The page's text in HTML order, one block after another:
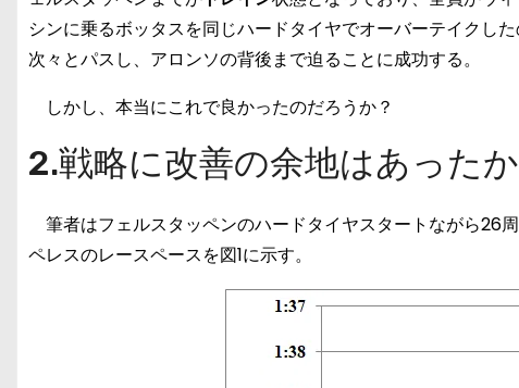
シンに乗るボッタスを同じハードタイヤでオーバーテイクし
次々とパスし、アロンソの背後まで迫ることに成功する。
しかし、本当にこれで良かったのだろうか？
2.戦略に改善の余地はあったか
筆者はフェルスタッペンのハードタイヤスタートながら26
ペレスのレースペースを図1に示す。